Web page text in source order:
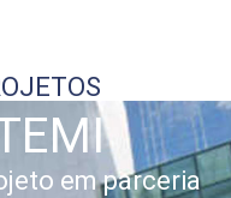
em parceria